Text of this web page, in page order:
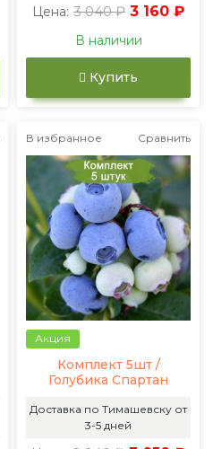
Цена: 3 040 ₽ 3 160 ₽
В наличии
Купить
В избранное Сравнить
Акция
Комплект 5шт /
Голубика Спартан
Доставка по Тимашевску от
3-5 дней